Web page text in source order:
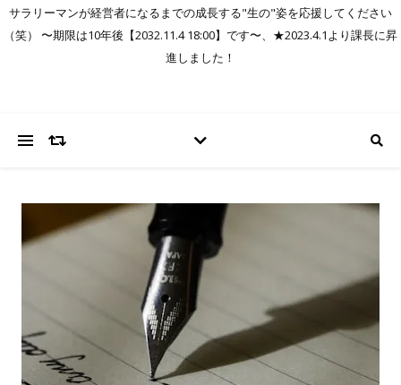
サラリーマンが経営者になるまでの成長する"生の"姿を応援してください
（笑） 〜期限は10年後【2032.11.4 18:00】です〜、★2023.4.1より課長に昇
進しました！